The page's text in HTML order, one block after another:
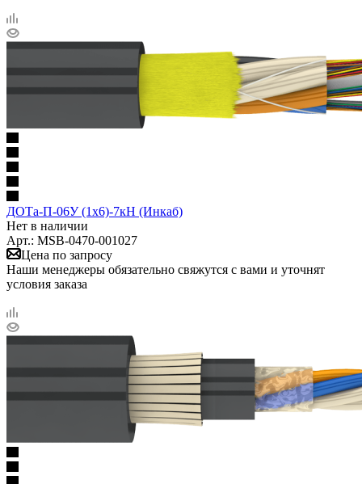
ДОТа-П-06У (1х6)-7кН (Инкаб)
Нет в наличии
Арт.: MSB-0470-001027
Цена по запросу
Наши менеджеры обязательно свяжутся с вами и уточнят
условия заказа